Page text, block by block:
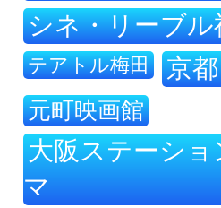
シネ・リーブル
テアトル梅田 京
元町映画館
大阪ステーシ
マ